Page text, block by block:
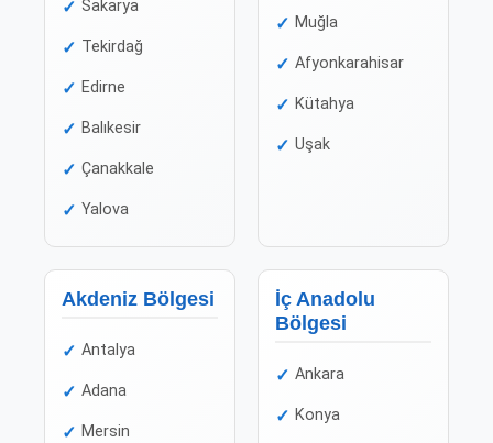
Sakarya
Tekirdağ
Edirne
Balıkesir
Çanakkale
Yalova
Muğla
Afyonkarahisar
Kütahya
Uşak
Akdeniz Bölgesi
Antalya
Adana
Mersin
İç Anadolu
Bölgesi
Ankara
Konya